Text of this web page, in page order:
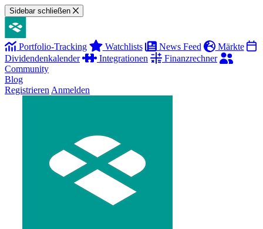
Sidebar schließen
Portfolio-Tracking Watchlists News Feed
Märkte
Dividendenkalender
Integrationen
Finanzrechner
Community
Blog
Registrieren Anmelden